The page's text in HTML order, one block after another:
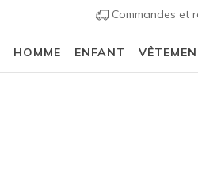
Commandes et
HOMME ENFANT